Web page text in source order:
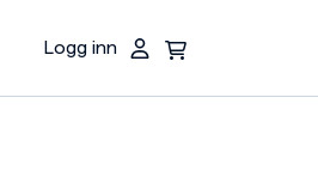
Logg inn